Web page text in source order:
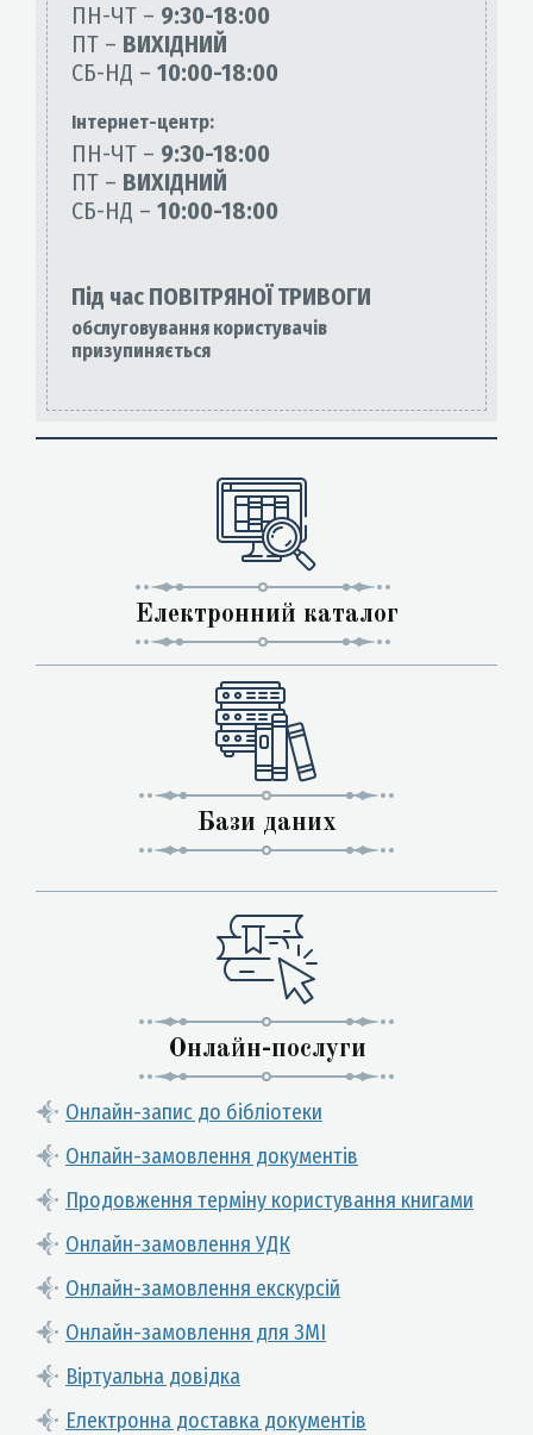
ПН-ЧТ – 9:30-18:00
ПТ – ВИХІДНИЙ
СБ-НД – 10:00-18:00
Інтернет-центр:
ПН-ЧТ – 9:30-18:00
ПТ – ВИХІДНИЙ
СБ-НД – 10:00-18:00
Під час ПОВІТРЯНОЇ ТРИВОГИ
обслуговування користувачів
призупиняється
Електронний каталог
Бази даних
Онлайн-послуги
Онлайн-запис до бібліотеки
Онлайн-замовлення документів
Продовження терміну користування книгами
Онлайн-замовлення УДК
Онлайн-замовлення екскурсій
Онлайн-замовлення для ЗМІ
Віртуальна довідка
Електронна доставка документів